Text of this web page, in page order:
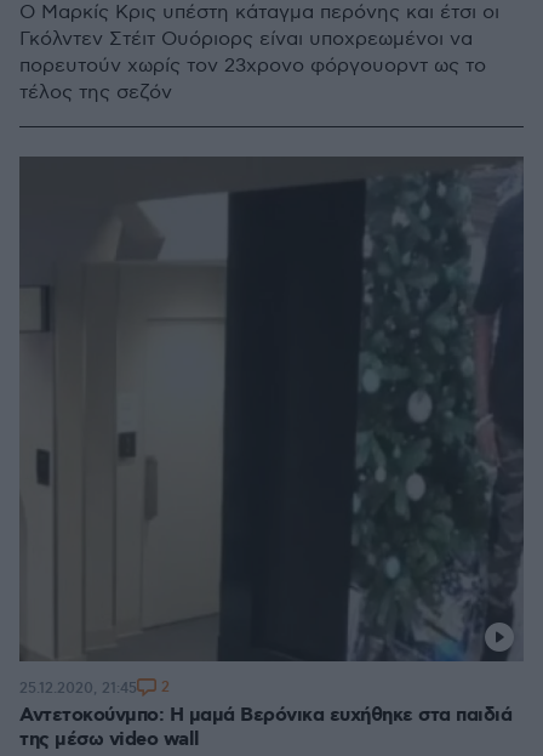
Ο Μαρκίς Κρις υπέστη κάταγμα περόνης και έτσι οι
Γκόλντεν Στέιτ Ουόριορς είναι υποχρεωμένοι να
πορευτούν χωρίς τον 23χρονο φόργουορντ ως το
τέλος της σεζόν
Αντετοκούνμπο: Η μαμά Βερόνικα ευχήθηκε στα παιδιά
της μέσω video wall
25.12.2020, 21:45 2